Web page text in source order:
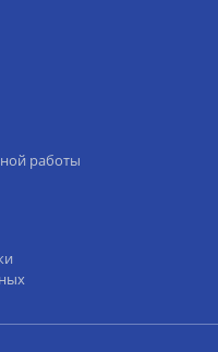
работы